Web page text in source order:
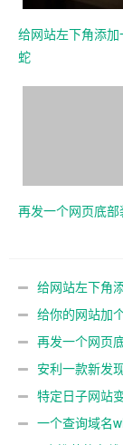
给网站左下角添
蛇
再发一个网页底
给网站左下角
给你的网站加
再发一个网页
安利一款新发
特定日子网站
一个查询域名